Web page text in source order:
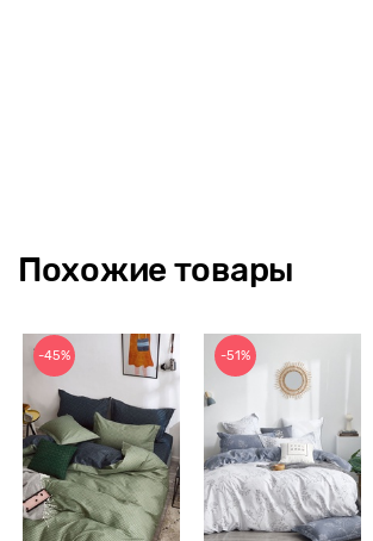
Похожие товары
-45% -51%